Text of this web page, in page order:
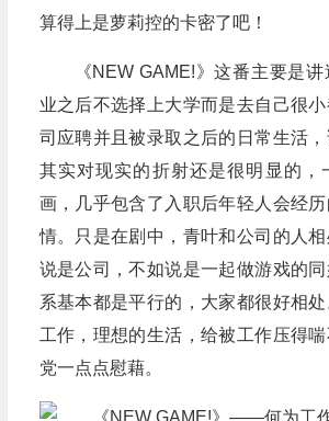
算得上是萝莉控的卡密了吧！
《NEW GAME!》这番主要是
业之后不选择上大学而是去自己很
司应聘并且被录取之后的日常生活，
其实对现实的折射还是很明显的，
画，几乎包含了入职后年轻人会经
情。只是在剧中，青叶和公司的人
说是公司，不如说是一起做游戏的
系基本都是平行的，大家都很好相
工作，理想的生活，给被工作压得
党一点点慰藉。